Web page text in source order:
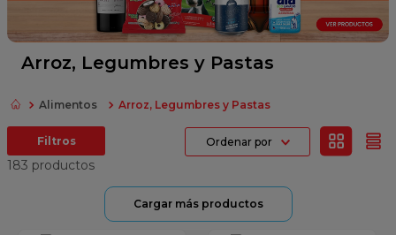
Arroz, Legumbres y Pastas
Alimentos Arroz, Legumbres y Pastas
Ordenar por
183 productos
queso
dulce leche